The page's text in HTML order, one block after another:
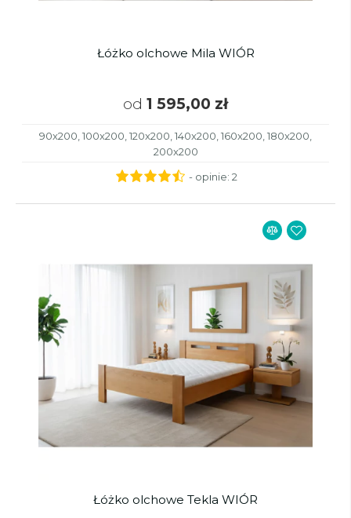
Łóżko olchowe Mila WIÓR
od 1 595,00 zł
90x200, 100x200, 120x200, 140x200, 160x200, 180x200,
200x200
- opinie: 2
Łóżko olchowe Tekla WIÓR